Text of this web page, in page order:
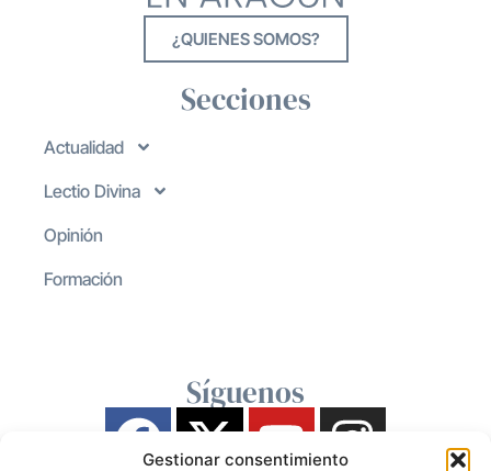
Gestionar consentimiento
¿QUIENES SOMOS?
Secciones
Actualidad
Lectio Divina
Opinión
Formación
Síguenos